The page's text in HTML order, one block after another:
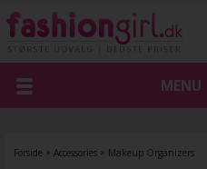
MENU
Forside » Accessories» Makeup Organizers